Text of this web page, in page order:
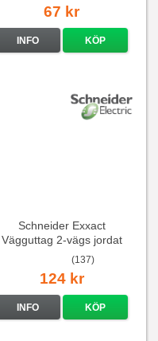
67 kr
INFO KÖP
Schneider Exxact
Vägguttag 2-vägs jordat
Vit standarduttag
(137)
124 kr
INFO KÖP